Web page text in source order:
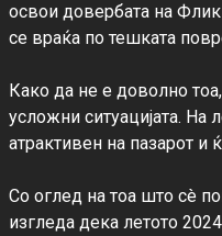
освои довербата на
се враќа по тешката
Како да не е доволно
усложни ситуацијата. На
атрактивен на пазарот и
Со оглед на тоа што сè
изгледа дека летото